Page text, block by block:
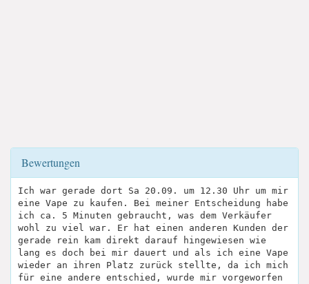
Bewertungen
Ich war gerade dort Sa 20.09. um 12.30 Uhr um mir
eine Vape zu kaufen. Bei meiner Entscheidung habe
ich ca. 5 Minuten gebraucht, was dem Verkäufer
wohl zu viel war. Er hat einen anderen Kunden der
gerade rein kam direkt darauf hingewiesen wie
lang es doch bei mir dauert und als ich eine Vape
wieder an ihren Platz zurück stellte, da ich mich
für eine andere entschied, wurde mir vorgeworfen